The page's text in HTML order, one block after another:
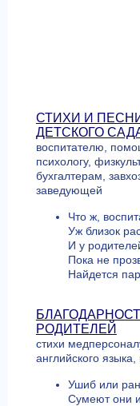
СТИХИ И
ДЕТСКОГО
воспитателю,
психологу,
бухгалтерам,
заведующей
Что ж,
Уж близок
И у
Пока не
Найдется
РОДИТЕЛЕЙ
стихи
английского
Ушиб или
Сумеют они